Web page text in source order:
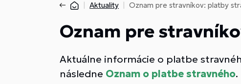
Aktuality Oznam pre stravníkov: platby
Oznam pre
Aktuálne informácie o platbe
následne Oznam o platbe stravného.